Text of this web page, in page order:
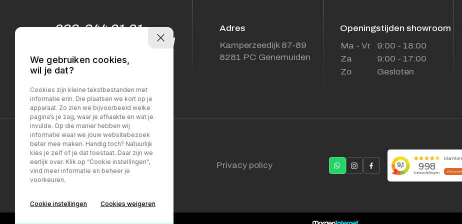
038-344 61 61
info@sellesautos.nl
Adres
Kamperzeedijk 87-89
8281 PC Genemuiden
Openingstijden showroom
Ma - Vr
9:00 - 18:00
Za
9:00 - 17:00
Zo
Gesloten
Privacy policy
We gebruiken cookies,
wil je dat?
Cookies zijn kleine tekstbestanden met
informatie erin. Die plaatsen we kort op je
apparaat. Zo zien we bijvoorbeeld welke
pagina’s je zag, waar je afhaakte en wat je
invulde. Op die manier hebben wij
informatie waar we jouw websitebezoek
beter mee maken. Handig toch? Natuurlijk
kies je zelf of je dat toestaat. Daar zijn we
eerlijk over. Klik op “Cookie instellingen”,
vind meer informatie en beheer je
voorkeuren.
Cookie instellingen Cookies weigeren